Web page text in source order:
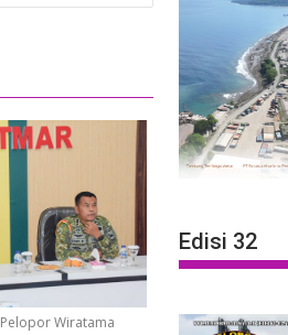
Pelopor Wiratama
Edisi 32